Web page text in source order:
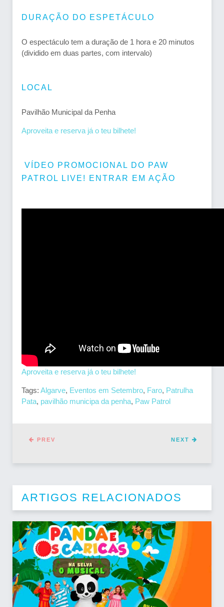
DURAÇÃO DO ESPETÁCULO
O espectáculo tem a duração de 1 hora e 20 minutos
(dividido em duas partes, com intervalo)
LOCAL
Pavilhão Municipal da Penha
Aproveita e reserva já o teu bilhete!
VÍDEO PROMOCIONAL DO PAW
PATROL LIVE! ENTRAR EM AÇÃO
Aproveita e reserva já o teu bilhete!
Tags: Algarve, Eventos em Setembro, Faro, Patrulha
Pata, pavilhão municipa da penha, Paw Patrol
NEXT
PREV
ARTIGOS RELACIONADOS